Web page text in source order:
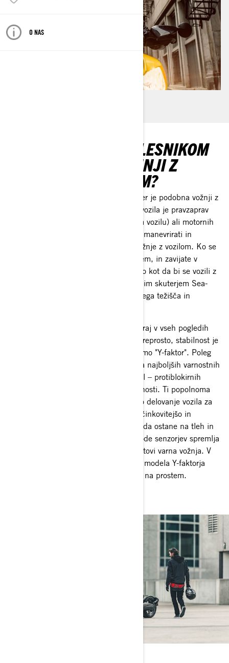
O NAS
JE VOŽNJA S TRIKOLESNIKOM
CAN-AM ENAKA VOŽNJI Z
MOTORNIM KOLESOM?
Vožnja z vozili Can-Am Spyder ali Ryker je podobna vožnji z
motorjem, vendar ne čisto. Dinamika vozila je pravzaprav
podobna kot pri ATV vozilu (terenskem vozilu) ali motornih
saneh Ski-Doo. Veščine voznika, kako manevrirati in
ovinkati z vozilom, se razlikujejo od vožnje z vozilom. Ko se
vozite s Can-Am Spyderjem ali Rykerjem, in zavijate v
ovinek, nagnite svojo telesno težo, tako kot da bi se vozili z
vozilom ATV, motornimi sanmi ali vodnim skuterjem Sea-
Doo. To je namenjeno znižanju splošnega težišča in
Vozili Can-Am Spyder in Ryker sta skoraj v vseh pogledih
veliko varnejša od dvokolesnih vozil. Preprosto, stabilnost je
veliko večja s tremi kolesi. Temu pravimo "Y-faktor". Poleg
tega sta modela Spyder in Ryker polna najboljših varnostnih
funkcij na svetu in elektronskih kontrol – protiblokirnih
zavor ABS, nadzora oprijema in stabilnosti. Ti popolnoma
avtomatski sistemi nenehno spremljajo delovanje vozila za
ohranjanje oprijema, zagotavljajo najučinkovitejšo in
najhitrejšo zavorno pot, ter pomagajo, da ostane na tleh in
je usmerjen v pravo smer. Številne vhode senzorjev spremlja
več vgrajenih računalnikov, da se zagotovi varna vožnja. V
kombinaciji s stabilnostjo trikolesnega modela Y-faktorja
imate danes eno najvarnejših doživetij na prostem.